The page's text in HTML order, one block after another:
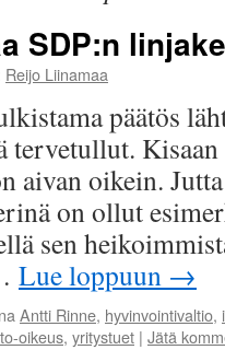
SDP:n
Reijo Liinamaa
päätös
tervetullut.
aivan oikein.
on ollut
sen
Lue loppuun →
Antti Rinne, hyvinvointivaltio,
oikeus, yritystuet | Jätä